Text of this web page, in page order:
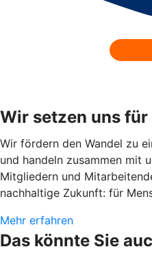
Wir setzen uns
Wir fördern den Wandel zu
und handeln zusammen mit
Mitgliedern und
nachhaltige Zukunft: für
Mehr erfahren
Das könnte Sie